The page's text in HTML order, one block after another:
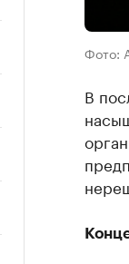
Фото:
В